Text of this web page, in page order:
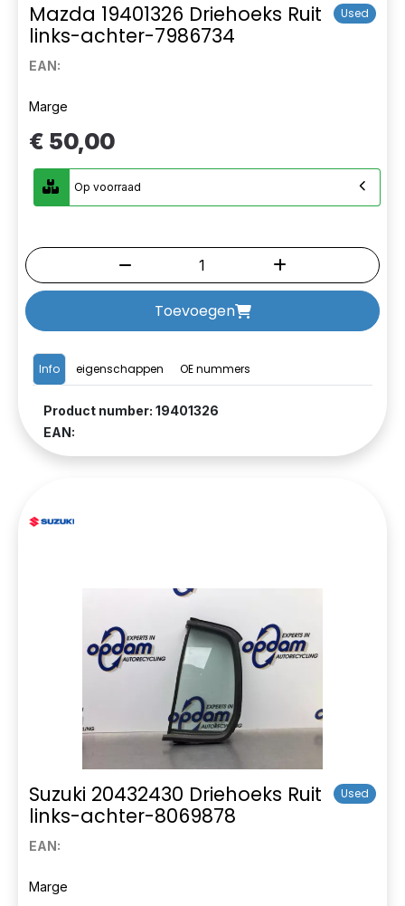
Mazda 19401326 Driehoeks Ruit
links-achter-7986734
Used
EAN:
Info eigenschappen OE nummers
Product number: 19401326
EAN:
Marge
€ 50,00
Op voorraad
Toevoegen
Suzuki 20432430 Driehoeks Ruit
links-achter-8069878
Used
EAN:
Marge